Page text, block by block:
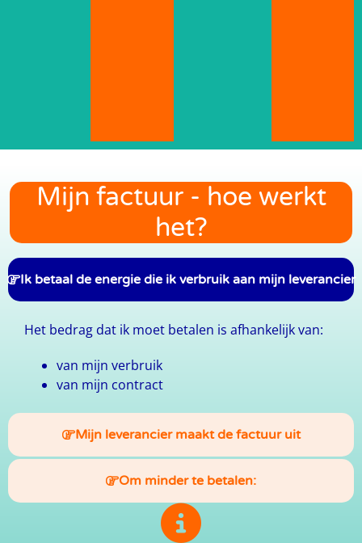
Mijn factuur - hoe werkt
het?
Ik betaal de energie die ik verbruik aan mijn leverancier
Mijn leverancier maakt de factuur uit
Om minder te betalen:
Het bedrag dat ik moet betalen is afhankelijk van:
van mijn verbruik
van mijn contract